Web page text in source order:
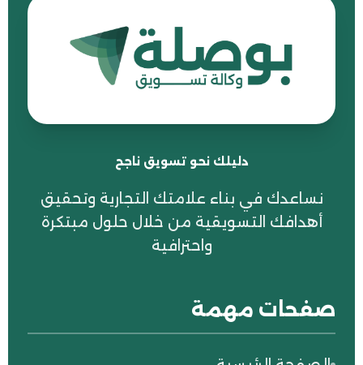
دليلك نحو تسويق ناجح
نساعدك في بناء علامتك التجارية وتحقيق
أهدافك التسويقية من خلال حلول مبتكرة
واحترافية
صفحات مهمة